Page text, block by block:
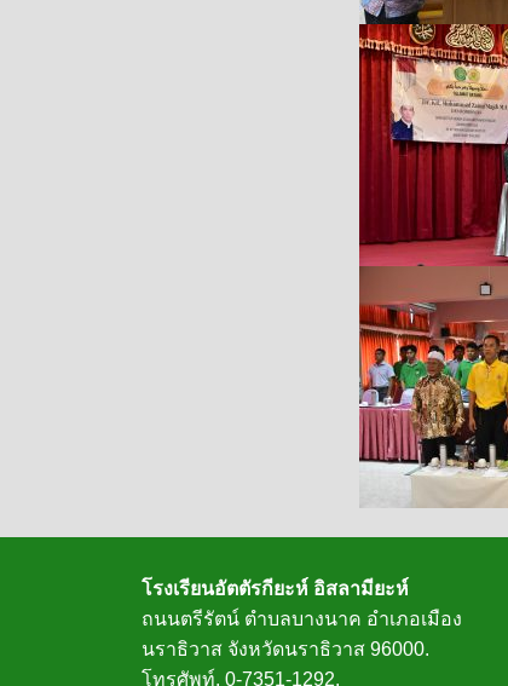
โรงเรียนอัตตัรกียะห์ อิสลามียะห์
ถนนตรีรัตน์ ตำบลบางนาค อำเภอเมือง
นราธิวาส จังหวัดนราธิวาส 96000.
โทรศัพท์. 0-7351-1292.